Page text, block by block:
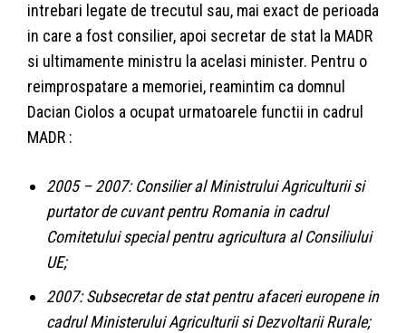
intrebari legate de trecutul sau, mai exact de perioada
in care a fost consilier, apoi secretar de stat la MADR
si ultimamente ministru la acelasi minister. Pentru o
reimprospatare a memoriei, reamintim ca domnul
Dacian Ciolos a ocupat urmatoarele functii in cadrul
MADR :
2005 – 2007: Consilier al Ministrului Agriculturii si
purtator de cuvant pentru Romania in cadrul
Comitetului special pentru agricultura al Consiliului
UE;
2007: Subsecretar de stat pentru afaceri europene in
cadrul Ministerului Agriculturii si Dezvoltarii Rurale;